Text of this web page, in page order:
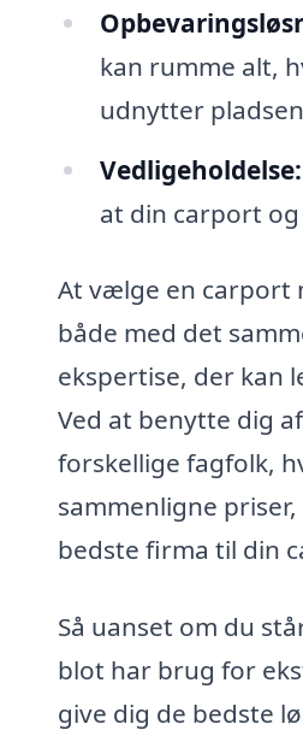
kan rumme alt,
udnytter
Vedligeholdelse:
at din carport
At vælge en carport
både med det
ekspertise, der kan
Ved at benytte dig
forskellige fagfolk,
sammenligne
bedste firma til din
Så uanset om du
blot har brug for
give dig de bedste